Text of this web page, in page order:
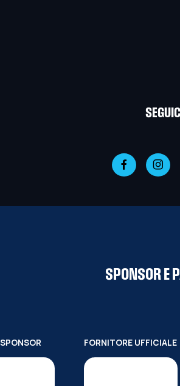
SPONSOR E
FORNITORE UFFICIALE